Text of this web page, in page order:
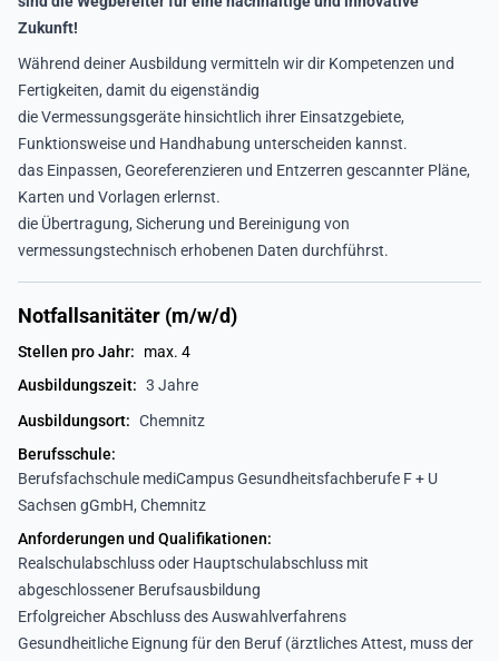
Zukunft!
Während deiner Ausbildung vermitteln wir dir Kompetenzen und
Fertigkeiten, damit du eigenständig
die Vermessungsgeräte hinsichtlich ihrer Einsatzgebiete,
Funktionsweise und Handhabung unterscheiden kannst.
das Einpassen, Georeferenzieren und Entzerren gescannter Pläne,
Karten und Vorlagen erlernst.
die Übertragung, Sicherung und Bereinigung von
vermessungstechnisch erhobenen Daten durchführst.
Notfallsanitäter (m/w/d)
Stellen pro Jahr:
max. 4
Ausbildungszeit: 3 Jahre
Ausbildungsort: Chemnitz
Berufsschule:
Berufsfachschule mediCampus Gesundheitsfachberufe F + U
Sachsen gGmbH, Chemnitz
Anforderungen und Qualifikationen:
Realschulabschluss oder Hauptschulabschluss mit
abgeschlossener Berufsausbildung
Erfolgreicher Abschluss des Auswahlverfahrens
Gesundheitliche Eignung für den Beruf (ärztliches Attest, muss der